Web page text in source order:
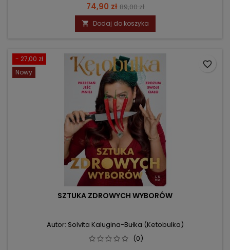
Cena
74,90 zł Cena
podstawowa
89,00 zł
 Dodaj do koszyka
- 27,00 zł
Nowy
SZTUKA ZDROWYCH WYBORÓW
Autor: Solvita Kalugina-Bułka (Ketobulka)
(0)
favorite_border